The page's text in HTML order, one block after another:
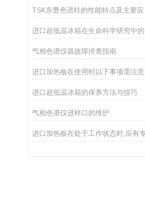
气相色谱仪器故障排查指南
进口加热板在使用时以下事项需注意
进口超低温冰箱的保养方法与技巧
气相色谱仪进样口的维护